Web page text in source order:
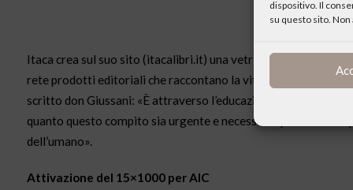
dispositivo. Il
su questo sito.
Itaca crea sul suo sito (itacalibri.it) una vetrina dedicata a
rete prodotti editoriali che raccontano la vita di persone e di
scritto don Giussani: «È attraverso l’educazione che si
quanto questo compito sia urgente e necessario per chi ha
dell’umano».
Attivazione del 15×1000 per AIC